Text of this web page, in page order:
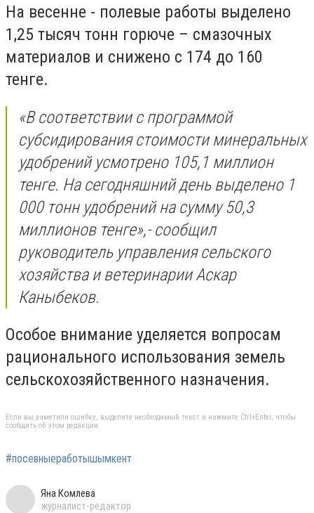
На весенне - полевые работы выделено
1,25 тысяч тонн горюче – смазочных
материалов и снижено с 174 до 160
тенге.
«В соответствии с программой
субсидирования стоимости минеральных
удобрений усмотрено 105,1 миллион
тенге. На сегодняшний день выделено 1
000 тонн удобрений на сумму 50,3
миллионов тенге»,- сообщил
руководитель управления сельского
хозяйства и ветеринарии Аскар
Каныбеков.
Особое внимание уделяется вопросам
рационального использования земель
сельскохозяйственного назначения.
Если вы заметили ошибку, выделите необходимый текст и нажмите Ctrl+Enter, чтобы
сообщить об этом редакции
#посевныеработышымкент
Яна Комлева
журналист-редактор